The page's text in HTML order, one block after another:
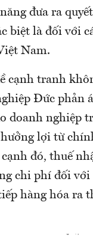
đưa ra
biệt là đối với
Nam.
cạnh tranh
Đức phản
doanh nghiệp
lợi từ
đó, thuế
chi phí đối với
hàng hóa ra